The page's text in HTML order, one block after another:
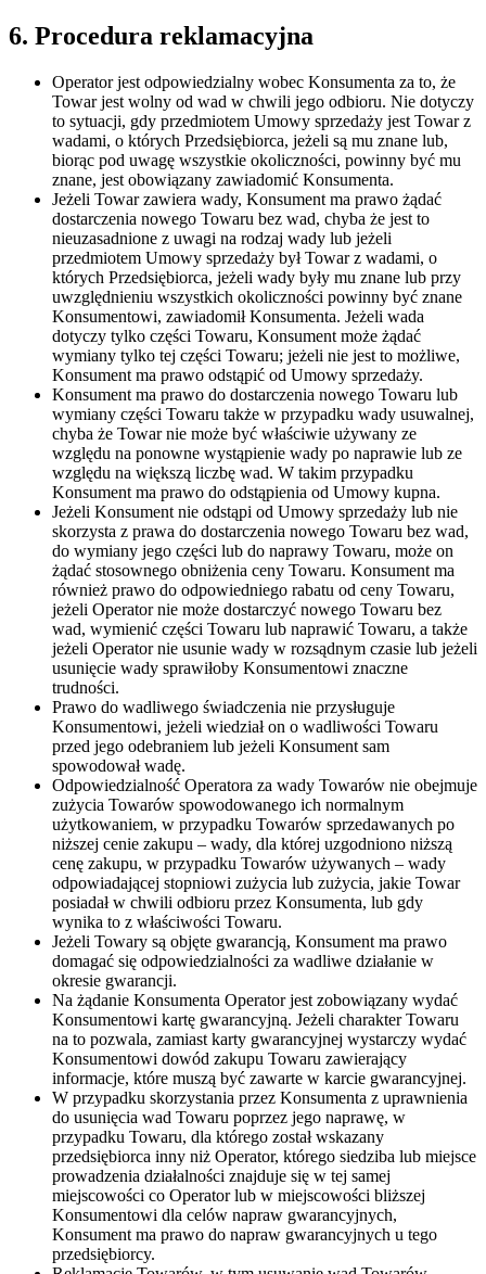
6. Procedura reklamacyjna
Operator jest odpowiedzialny wobec Konsumenta za to, że
Towar jest wolny od wad w chwili jego odbioru. Nie dotyczy
to sytuacji, gdy przedmiotem Umowy sprzedaży jest Towar z
wadami, o których Przedsiębiorca, jeżeli są mu znane lub,
biorąc pod uwagę wszystkie okoliczności, powinny być mu
znane, jest obowiązany zawiadomić Konsumenta.
Jeżeli Towar zawiera wady, Konsument ma prawo żądać
dostarczenia nowego Towaru bez wad, chyba że jest to
nieuzasadnione z uwagi na rodzaj wady lub jeżeli
przedmiotem Umowy sprzedaży był Towar z wadami, o
których Przedsiębiorca, jeżeli wady były mu znane lub przy
uwzględnieniu wszystkich okoliczności powinny być znane
Konsumentowi, zawiadomił Konsumenta. Jeżeli wada
dotyczy tylko części Towaru, Konsument może żądać
wymiany tylko tej części Towaru; jeżeli nie jest to możliwe,
Konsument ma prawo odstąpić od Umowy sprzedaży.
Konsument ma prawo do dostarczenia nowego Towaru lub
wymiany części Towaru także w przypadku wady usuwalnej,
chyba że Towar nie może być właściwie używany ze
względu na ponowne wystąpienie wady po naprawie lub ze
względu na większą liczbę wad. W takim przypadku
Konsument ma prawo do odstąpienia od Umowy kupna.
Jeżeli Konsument nie odstąpi od Umowy sprzedaży lub nie
skorzysta z prawa do dostarczenia nowego Towaru bez wad,
do wymiany jego części lub do naprawy Towaru, może on
żądać stosownego obniżenia ceny Towaru. Konsument ma
również prawo do odpowiedniego rabatu od ceny Towaru,
jeżeli Operator nie może dostarczyć nowego Towaru bez
wad, wymienić części Towaru lub naprawić Towaru, a także
jeżeli Operator nie usunie wady w rozsądnym czasie lub jeżeli
usunięcie wady sprawiłoby Konsumentowi znaczne
trudności.
Prawo do wadliwego świadczenia nie przysługuje
Konsumentowi, jeżeli wiedział on o wadliwości Towaru
przed jego odebraniem lub jeżeli Konsument sam
spowodował wadę.
Odpowiedzialność Operatora za wady Towarów nie obejmuje
zużycia Towarów spowodowanego ich normalnym
użytkowaniem, w przypadku Towarów sprzedawanych po
niższej cenie zakupu – wady, dla której uzgodniono niższą
cenę zakupu, w przypadku Towarów używanych – wady
odpowiadającej stopniowi zużycia lub zużycia, jakie Towar
posiadał w chwili odbioru przez Konsumenta, lub gdy
wynika to z właściwości Towaru.
Jeżeli Towary są objęte gwarancją, Konsument ma prawo
domagać się odpowiedzialności za wadliwe działanie w
okresie gwarancji.
Na żądanie Konsumenta Operator jest zobowiązany wydać
Konsumentowi kartę gwarancyjną. Jeżeli charakter Towaru
na to pozwala, zamiast karty gwarancyjnej wystarczy wydać
Konsumentowi dowód zakupu Towaru zawierający
informacje, które muszą być zawarte w karcie gwarancyjnej.
W przypadku skorzystania przez Konsumenta z uprawnienia
do usunięcia wad Towaru poprzez jego naprawę, w
przypadku Towaru, dla którego został wskazany
przedsiębiorca inny niż Operator, którego siedziba lub miejsce
prowadzenia działalności znajduje się w tej samej
miejscowości co Operator lub w miejscowości bliższej
Konsumentowi dla celów napraw gwarancyjnych,
Konsument ma prawo do napraw gwarancyjnych u tego
przedsiębiorcy.